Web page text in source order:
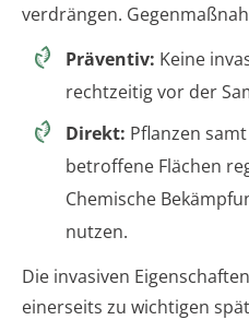
verdrängen.
Präventiv: Keine
rechtzeitig vor der
Direkt: Pflanzen
betroffene Flächen
Chemische
nutzen.
Die invasiven
einerseits zu wichtigen